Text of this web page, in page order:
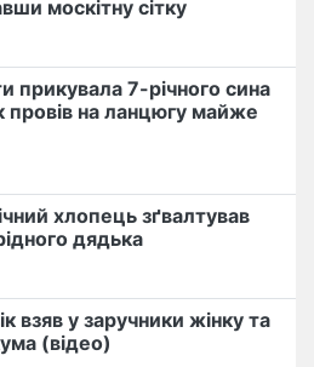
москітну сітку
прикувала 7-річного сина
провів на ланцюгу майже
хлопець​ ️зґвалтував
дядька
взяв у заручники жінку та
(відео)